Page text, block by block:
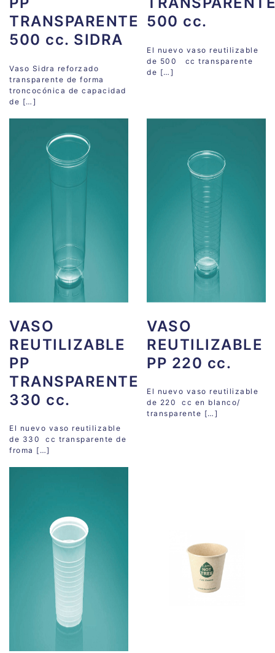
TRANSPARENTE
500 cc. SIDRA
Vaso Sidra reforzado
transparente de forma
troncocónica de capacidad
de […]
500 cc.
El nuevo vaso reutilizable
de 500 cc transparente
de […]
VASO
REUTILIZABLE
PP
TRANSPARENTE
330 cc.
El nuevo vaso reutilizable
de 330 cc transparente de
froma […]
VASO
REUTILIZABLE
PP 220 cc.
El nuevo vaso reutilizable
de 220 cc en blanco/
transparente […]